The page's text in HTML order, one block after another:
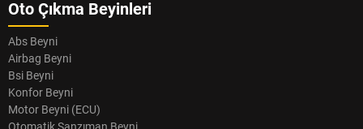
Oto Çıkma Beyinleri
Abs Beyni
Airbag Beyni
Bsi Beyni
Konfor Beyni
Motor Beyni (ECU)